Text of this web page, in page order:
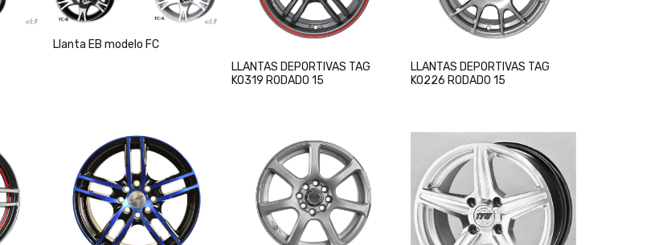
Llanta EB modelo FC
LLANTAS DEPORTIVAS TAG
KO319 RODADO 15
LLANTAS DEPORTIVAS TAG
KO226 RODADO 15